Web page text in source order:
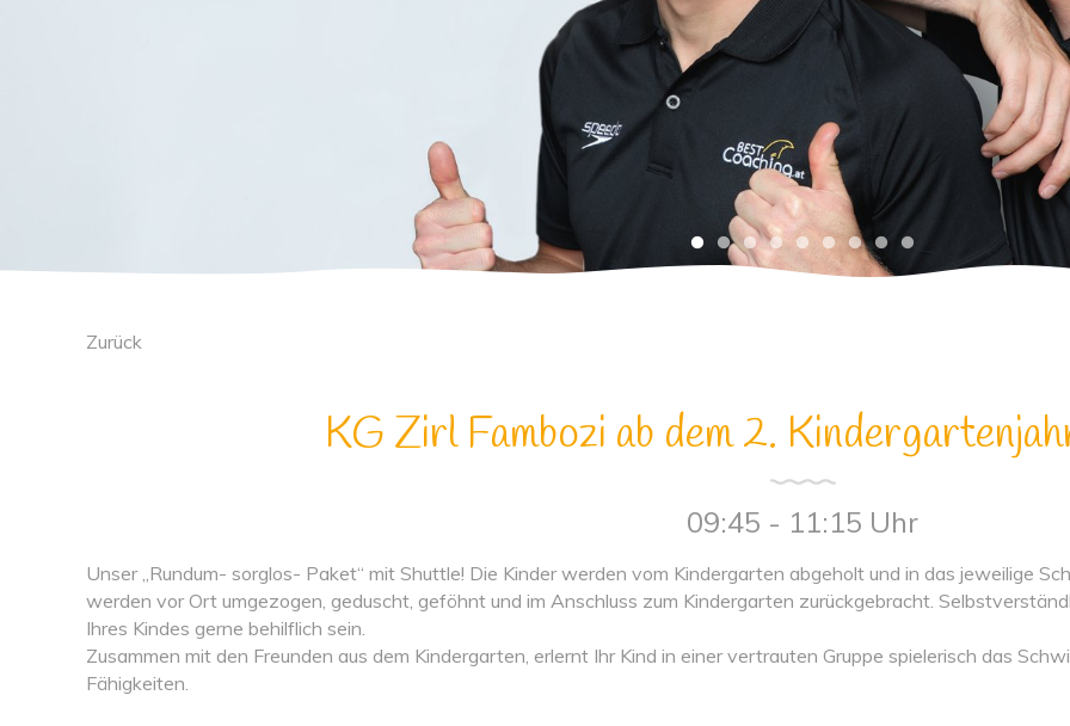
Zurück
KG Zirl Fambozi ab dem 2.
09:45 - 11:15 Uhr
Unser „Rundum- sorglos- Paket“ mit Shuttle! Die Kinder werden vom Kindergarten abgeholt und in das jeweilige
werden vor Ort umgezogen, geduscht, geföhnt und im Anschluss zum Kindergarten zurückgebracht.
Ihres Kindes gerne behilflich sein.
Zusammen mit den Freunden aus dem Kindergarten, erlernt Ihr Kind in einer vertrauten Gruppe spielerisch das
Fähigkeiten.